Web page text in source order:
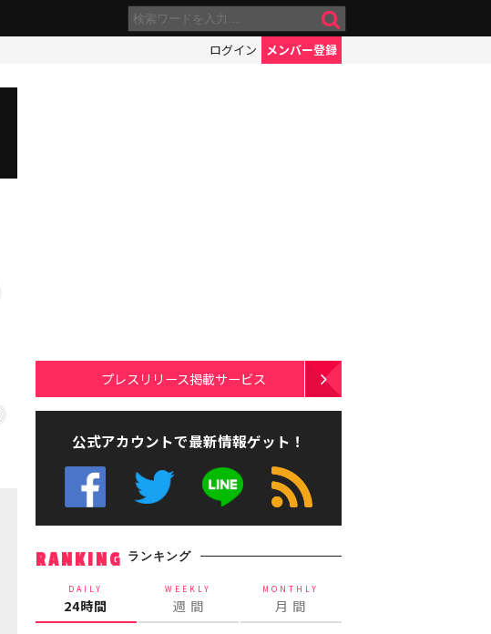
ログイン メンバー登録
プレスリリース掲載サービス
公式アカウントで最新情報ゲット！
RANKING ランキング
DAILY
24時間
WEEKLY
週 間
MONTHLY
月 間